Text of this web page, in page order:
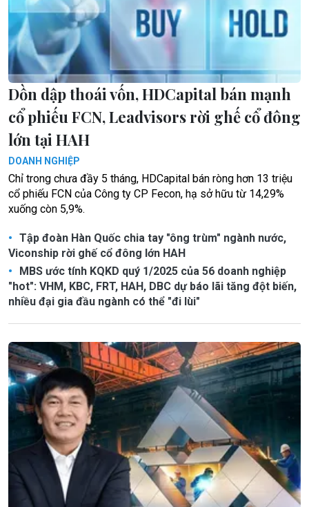
Dồn dập thoái vốn, HDCapital bán mạnh
cổ phiếu FCN, Leadvisors rời ghế cổ đông
lớn tại HAH
DOANH NGHIỆP
Chỉ trong chưa đầy 5 tháng, HDCapital bán ròng hơn 13 triệu
cổ phiếu FCN của Công ty CP Fecon, hạ sở hữu từ 14,29%
xuống còn 5,9%.
Tập đoàn Hàn Quốc chia tay "ông trùm" ngành nước,
Viconship rời ghế cổ đông lớn HAH
MBS ước tính KQKD quý 1/2025 của 56 doanh nghiệp
"hot": VHM, KBC, FRT, HAH, DBC dự báo lãi tăng đột biến,
nhiều đại gia đầu ngành có thể "đi lùi"